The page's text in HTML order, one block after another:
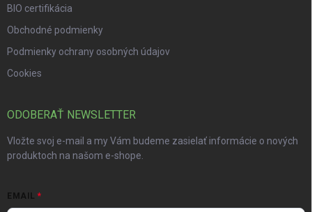
BIO certifikácia
Obchodné podmienky
Podmienky ochrany osobných údajov
Cookies
ODOBERAŤ NEWSLETTER
Vložte svoj e-mail a my Vám budeme zasielať informácie o nových
produktoch na našom e-shope.
EMAIL